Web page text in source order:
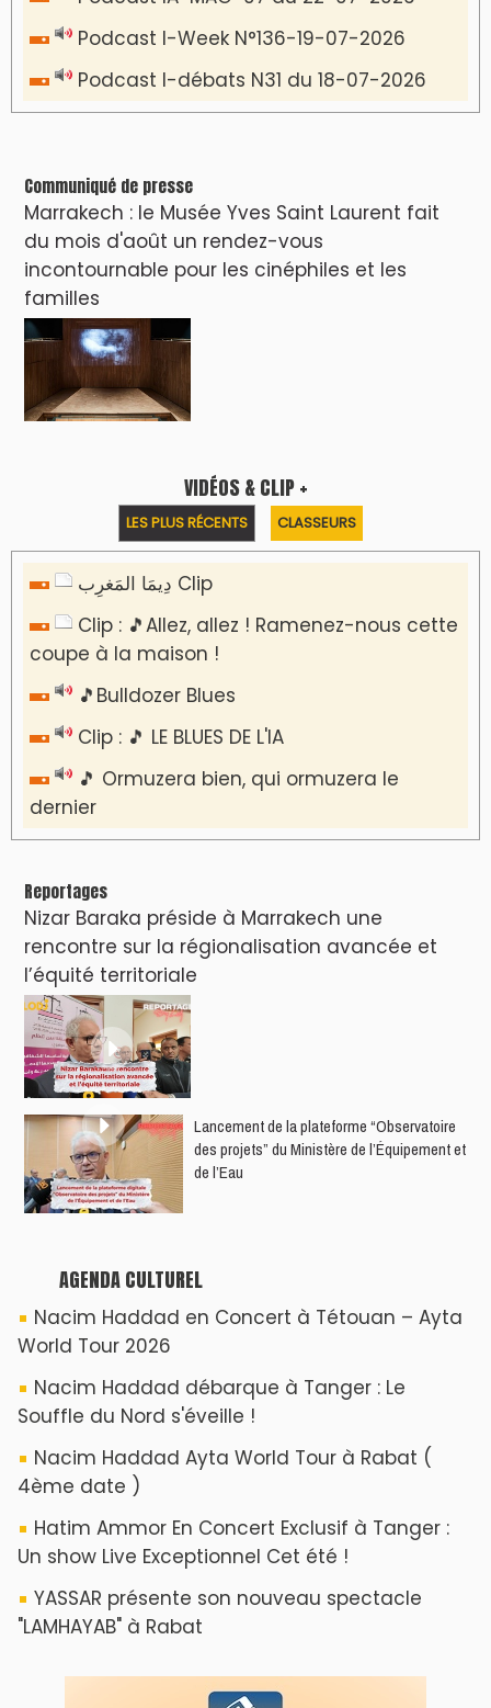
Podcast I-Week N°136-19-07-2026
Podcast I-débats N31 du 18-07-2026
Communiqué de presse
Marrakech : le Musée Yves Saint Laurent fait
du mois d'août un rendez-vous
incontournable pour les cinéphiles et les
familles
VIDÉOS & CLIP +
LES PLUS RÉCENTS CLASSEURS
دِيمَا المَغرِب Clip
Clip : 🎵Allez, allez ! Ramenez-nous cette
coupe à la maison !
🎵Bulldozer Blues
Clip : 🎵 LE BLUES DE L'IA
🎵 Ormuzera bien, qui ormuzera le
dernier
Reportages
Nizar Baraka préside à Marrakech une
rencontre sur la régionalisation avancée et
l’équité territoriale
​Lancement de la plateforme “Observatoire
des projets” du Ministère de l’Équipement et
de l’Eau
AGENDA CULTUREL
Nacim Haddad en Concert à Tétouan – Ayta
World Tour 2026
Nacim Haddad débarque à Tanger : Le
Souffle du Nord s'éveille !
Nacim Haddad Ayta World Tour à Rabat (
4ème date )
Hatim Ammor En Concert Exclusif à Tanger :
Un show Live Exceptionnel Cet été !
YASSAR présente son nouveau spectacle
"LAMHAYAB" à Rabat